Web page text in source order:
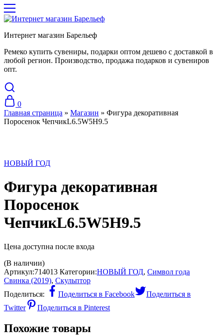
Интернет магазин Барельеф
Ремеко купить сувениры, подарки оптом дешево с доставкой в
любой регион. Производство, продажа подарков и сувениров
опт.
0
Главная страница » Магазин » Фигура декоративная
Поросенок ЧепчикL6.5W5H9.5
НОВЫЙ ГОД
Фигура декоративная
Поросенок
ЧепчикL6.5W5H9.5
Цена доступна после входа
(В наличии)
Артикул:714013 Категории:НОВЫЙ ГОД, Символ года
Свинка (2019), Скульптор
Поделиться:
Поделиться в Facebook
Поделиться в
Twitter
Поделиться в Pinterest
Похожие товары